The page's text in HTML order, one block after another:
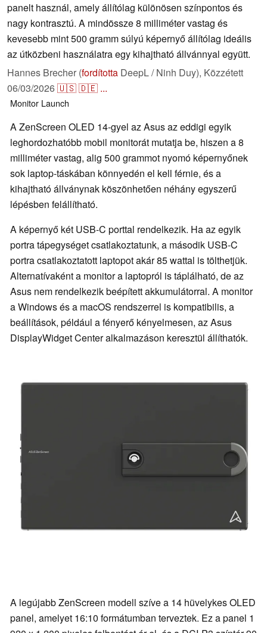
panelt használ, amely állítólag különösen színpontos és
nagy kontrasztú. A mindössze 8 milliméter vastag és
kevesebb mint 500 gramm súlyú képernyő állítólag ideális
az útközbeni használatra egy kihajtható állvánnyal együtt.
Hannes Brecher (fordította DeepL / Ninh Duy), Közzétett
06/03/2026🇺🇸🇩🇪 ...
Monitor Launch
A ZenScreen OLED 14-gyel az Asus az eddigi egyik
leghordozhatóbb mobil monitorát mutatja be, hiszen a 8
milliméter vastag, alig 500 grammot nyomó képernyőnek
sok laptop-táskában könnyedén el kell férnie, és a
kihajtható állványnak köszönhetően néhány egyszerű
lépésben felállítható.
A képernyő két USB-C porttal rendelkezik. Ha az egyik
portra tápegységet csatlakoztatunk, a második USB-C
portra csatlakoztatott laptopot akár 85 wattal is tölthetjük.
Alternatívaként a monitor a laptopról is táplálható, de az
Asus nem rendelkezik beépített akkumulátorral. A monitor
a Windows és a macOS rendszerrel is kompatibilis, a
beállítások, például a fényerő kényelmesen, az Asus
DisplayWidget Center alkalmazáson keresztül állíthatók.
A legújabb ZenScreen modell szíve a 14 hüvelykes OLED
panel, amelyet 16:10 formátumban terveztek. Ez a panel 1